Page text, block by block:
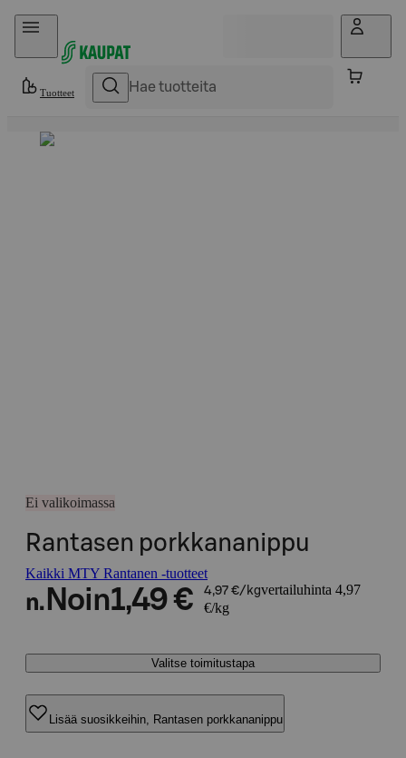
Hyppää sisältöön
Tuotteet
Ei valikoimassa
Rantasen porkkananippu
Kaikki MTY Rantanen -tuotteet
n. Noin1,49 € 4,97 €/kgvertailuhinta 4,97
€/kg
Valitse toimitustapa
Lisää suosikkeihin, Rantasen porkkananippu